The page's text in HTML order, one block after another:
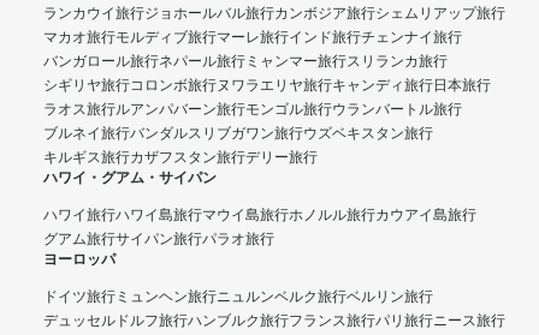
ランカウイ旅行ジョホールバル旅行カンボジア旅行シェムリアップ旅行
マカオ旅行モルディブ旅行マーレ旅行インド旅行チェンナイ旅行
バンガロール旅行ネパール旅行 ミャンマー旅行スリランカ旅行
シギリヤ旅行コロンボ旅行ヌワラエリヤ旅行キャンディ旅行日本旅行
ラオス旅行ルアンパバーン旅行モンゴル旅行ウランバートル旅行
ブルネイ旅行バンダルスリブガワン旅行ウズベキスタン旅行
キルギス旅行カザフスタン旅行デリー旅行
ハワイ・グアム・サイパン
ハワイ旅行ハワイ島旅行マウイ島旅行ホノルル旅行カウアイ島旅行
グアム旅行サイパン旅行パラオ旅行
ヨーロッパ
ドイツ旅行 ミュンヘン旅行ニュルンベルク旅行ベルリン旅行
デュッセルドルフ旅行ハンブルク旅行フランス旅行パリ旅行ニース旅行